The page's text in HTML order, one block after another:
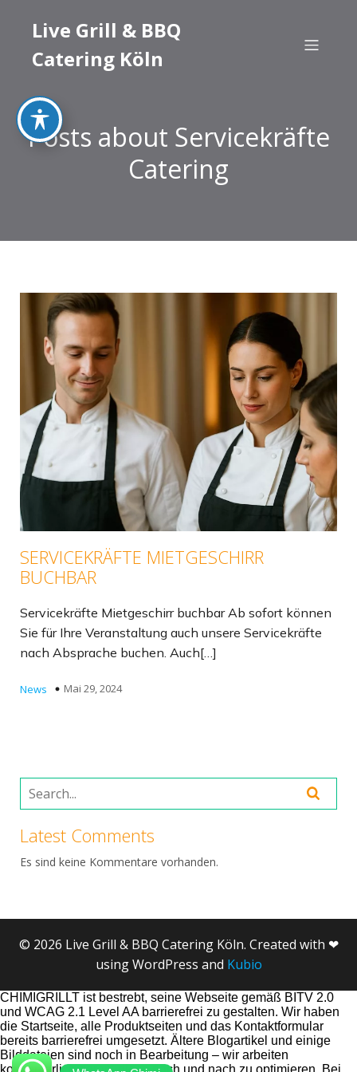
Live Grill & BBQ
Catering Köln
Posts about Servicekräfte
Catering
SERVICEKRÄFTE MIETGESCHIRR
BUCHBAR
Servicekräfte Mietgeschirr buchbar Ab sofort können
Sie für Ihre Veranstaltung auch unsere Servicekräfte
nach Absprache buchen. Auch[…]
News Mai 29, 2024
Latest Comments
Es sind keine Kommentare vorhanden.
© 2026 Live Grill & BBQ Catering Köln. Created with ❤
using WordPress and Kubio
CHIMIGRILLT ist bestrebt, seine Webseite gemäß BITV 2.0
und WCAG 2.1 Level AA barrierefrei zu gestalten. Wir haben
die Startseite, alle Produktseiten und das Kontaktformular
bereits barrierefrei umgesetzt. Ältere Blogartikel und einige
Bilddateien sind noch in Bearbeitung – wir arbeiten
kontinuierlich daran, diese nach und nach zu optimieren. Bei